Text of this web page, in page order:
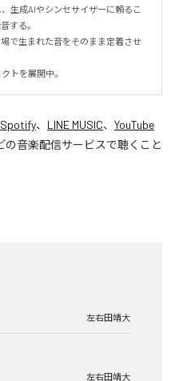
生成AIやシンセサイザーに頼るこ
する。
で生まれた音をそのまま定着させ
トを展開中。
Spotify、 LINE MUSIC、 YouTube
の音楽配信サービスで聴くこと
左右田靖大
左右田靖大